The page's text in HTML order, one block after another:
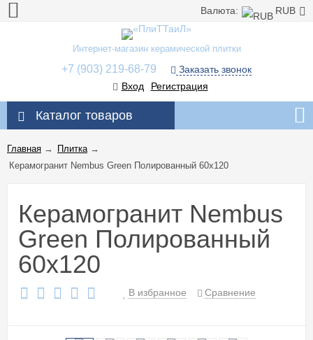
Валюта: RUB
Интернет-магазин керамической плитки
+7 (903) 219-68-79
Заказать звонок
Вход
Регистрация
Каталог товаров
Главная → Плитка→
Керамогранит Nembus Green Полированный 60x120
Керамогранит Nembus
Green Полированный
60x120
В избранное Сравнение